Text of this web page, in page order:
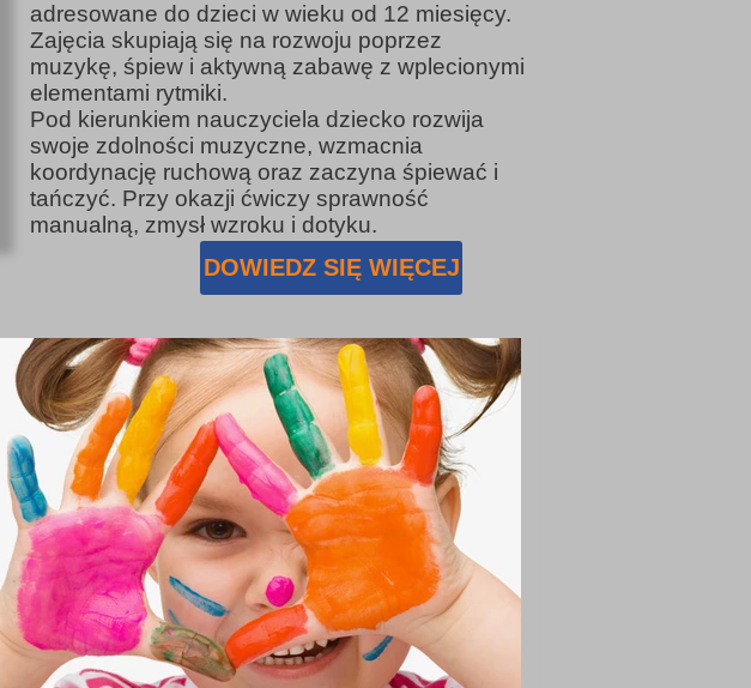
DOWIEDZ SIĘ WIĘCEJ
adresowane do dzieci w wieku od 12 miesięcy.
Zajęcia skupiają się na rozwoju poprzez
muzykę, śpiew i aktywną zabawę z wplecionymi
elementami rytmiki.
Pod kierunkiem nauczyciela dziecko rozwija
swoje zdolności muzyczne, wzmacnia
koordynację ruchową oraz zaczyna śpiewać i
tańczyć. Przy okazji ćwiczy sprawność
manualną, zmysł wzroku i dotyku.